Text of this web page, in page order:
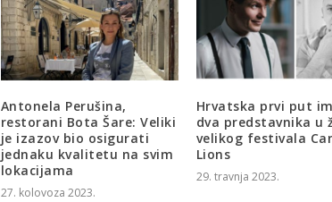
Antonela Perušina,
restorani Bota Šare: Veliki
je izazov bio osigurati
jednaku kvalitetu na svim
lokacijama
27. kolovoza 2023.
Hrvatska prvi put
dva predstavnika u
velikog festivala
Lions
29. travnja 2023.